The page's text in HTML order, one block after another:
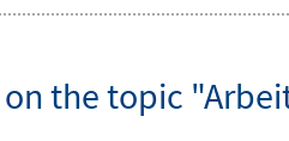
the topic